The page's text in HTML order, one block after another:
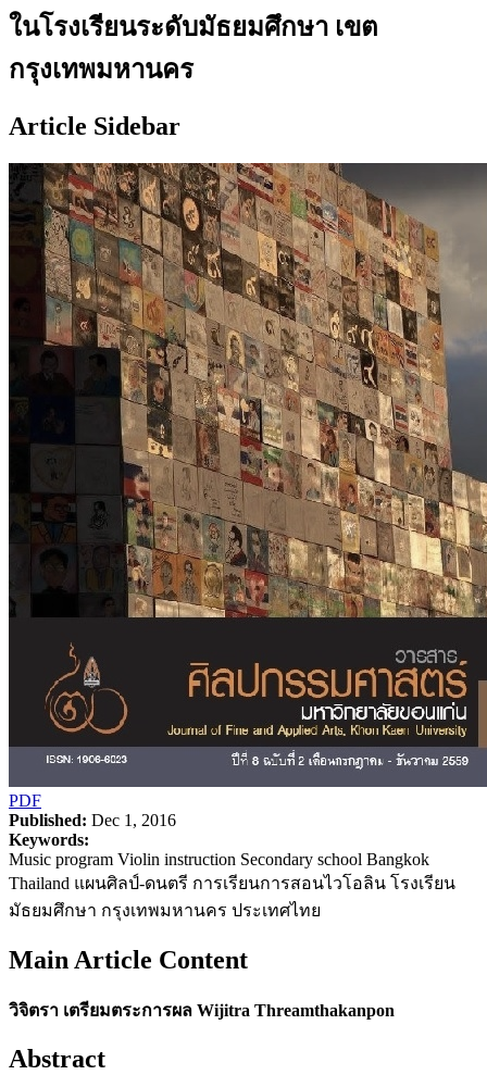
ในโรงเรียนระดับมัธยมศึกษา เขต
กรุงเทพมหานคร
Article Sidebar
PDF
Published: Dec 1, 2016
Keywords:
Music program Violin instruction Secondary school Bangkok
Thailand แผนศิลป์-ดนตรี การเรียนการสอนไวโอลิน โรงเรียน
มัธยมศึกษา กรุงเทพมหานคร ประเทศไทย
Main Article Content
วิจิตรา เตรียมตระการผล Wijitra Threamthakanpon
Abstract